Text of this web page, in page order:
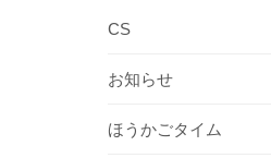
CS
お知らせ
ほうかごタイム